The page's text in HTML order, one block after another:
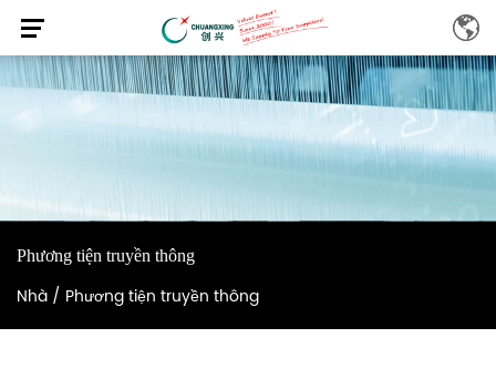
Phương tiện truyền thông
Nhà / Phương tiện truyền thông